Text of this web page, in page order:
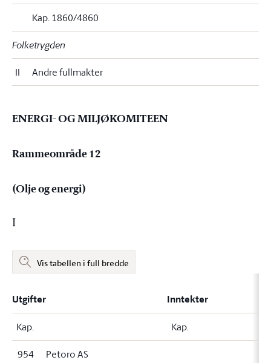
Kap. 1860/4860
Folketrygden
II Andre fullmakter
ENERGI- OG MILJØKOMITEEN
Rammeområde 12
(Olje og energi)
I
Vis tabellen i full bredde
Utgifter Inntekter
Kap. Kap.
954 Petoro AS